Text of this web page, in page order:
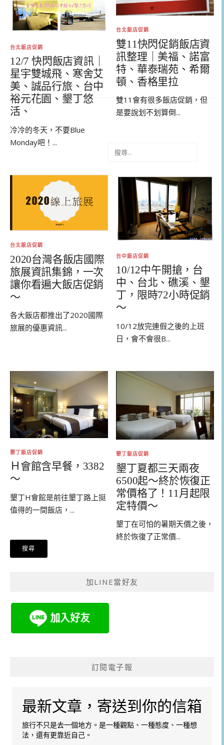
台北飯店促銷
12/7 快閃飯店資訊｜
星宇雙城飛、寒舍艾
美、誠品行旅、台中
裕元花園、墾丁悠
活、
冷冷的冬天，不要Blue
Monday吧！...
台北飯店促銷
雙11快閃促銷飯店資
訊整理｜美福、諾富
特、華泰瑞苑、希爾
頓、香格里拉
雙11會有很多飯店促銷，但
是要說划不划算倒...
台北飯店促銷
2020台灣各飯店國際
旅展資訊集錦，一次
讓你看遍大飯店促銷
～
各大飯店都推出了2020國際
旅展的優惠資訊...
台中飯店促銷
10/12中午開搶，台
中、台北、礁溪、墾
丁，限時72小時促銷
～
10/12放完連假之後的上班
日，會不會很B...
墾丁飯店促銷
Ｈ會館含早餐，3382
～
墾丁H會館是前往墾丁路上挺
值得的一間飯店，...
墾丁飯店促銷
墾丁夏都三天兩夜
6500起～終於恢復正
常價格了！11月起限
定特價～
墾丁在可怕的暑期天價之後，
終於恢復了正常價...
加LINE當好友
訂閱電子報
最新文章，寄送到你的信箱
旅行不只是去一個地方。是一種觀點、一種態度、一種想
法，還有更靠近自己。